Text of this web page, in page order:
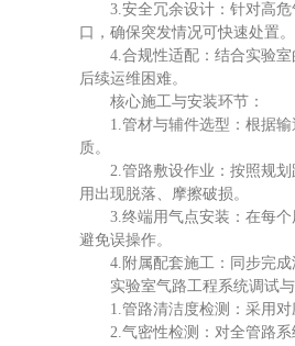
3.安全冗余设计：针对高危
口，确保突发情况可快速处置。
4.合规性适配：结合实验室
后续运维困难。
核心施工与安装环节：
1.管材与辅件选型：根据输
质。
2.管路敷设作业：按照规划
用出现脱落、摩擦破损。
3.终端用气点安装：在每个用
避免误操作。
4.附属配套施工：同步完成泄
实验室气路工程系统调试与
1.管路清洁度检测：采用对
2.气密性检测：对全管路系